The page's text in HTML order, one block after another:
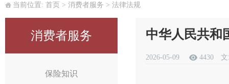
当前位置: 首页 > 消费者服务 > 法律法规
消费者服务
保险知识
中华人民共和
2026-05-09 4430